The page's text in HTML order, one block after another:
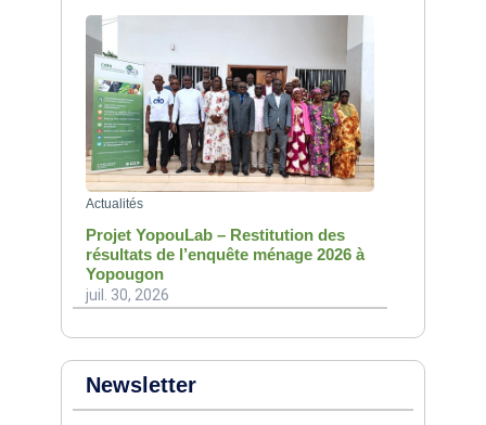
Actualités
Projet YopouLab – Restitution des
résultats de l’enquête ménage 2026 à
Yopougon
juil. 30, 2026
Newsletter